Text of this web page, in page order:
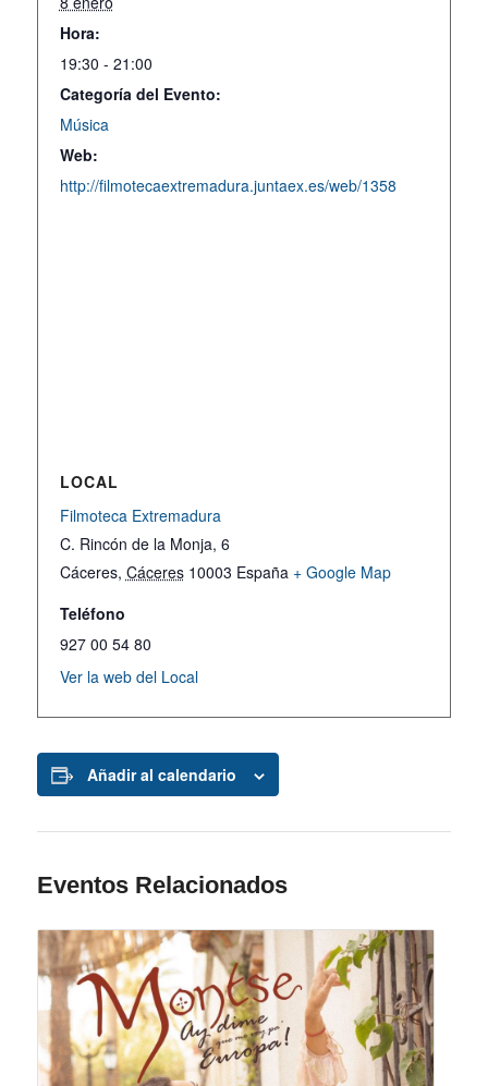
Hora:
19:30 - 21:00
Categoría del Evento:
Música
Web:
http://filmotecaextremadura.juntaex.es/web/1358
LOCAL
Filmoteca Extremadura
C. Rincón de la Monja, 6
Cáceres, Cáceres 10003 España + Google Map
Teléfono
927 00 54 80
Ver la web del Local
Añadir al calendario
Eventos Relacionados